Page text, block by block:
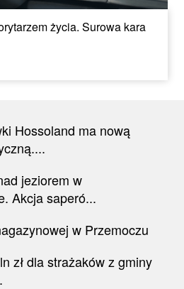
życia. Surowa kara
Hossoland ma nową
jeziorem w
Akcja saperó...
w Przemoczu
zł dla strażaków z gminy